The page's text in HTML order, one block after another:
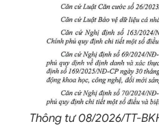
Thông tư 08/2026/TT-